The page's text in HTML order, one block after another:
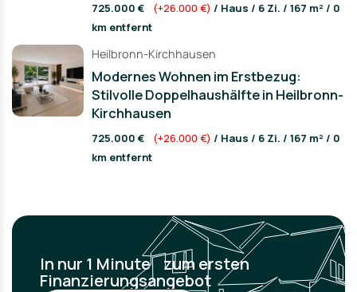
725.000 € (+26.000 €) / Haus / 6 Zi. / 167 m² / 0
km entfernt
Heilbronn-Kirchhausen
Modernes Wohnen im Erstbezug:
Stilvolle Doppelhaushälfte in Heilbronn-
Kirchhausen
725.000 € (+26.000 €) / Haus / 6 Zi. / 167 m² / 0
km entfernt
In nur 1 Minute zum ersten
Finanzierungsangebot